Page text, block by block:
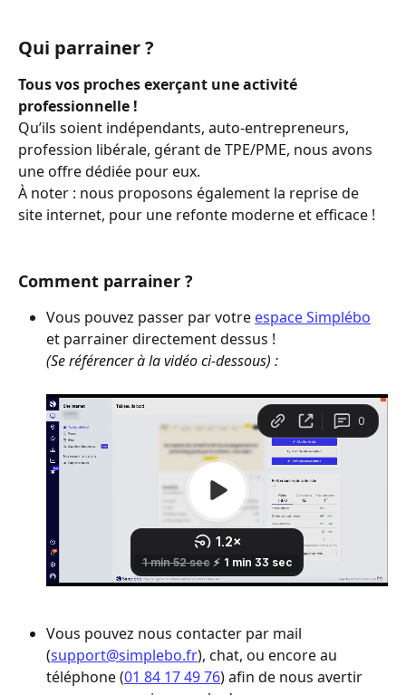
Qui parrainer ?
Tous vos proches exerçant une activité
professionnelle !
Qu’ils soient indépendants, auto-entrepreneurs,
profession libérale, gérant de TPE/PME, nous avons
une offre dédiée pour eux.
À noter : nous proposons également la reprise de
site internet, pour une refonte moderne et efficace !
Comment parrainer ?
Vous pouvez passer par votre espace Simplébo
et parrainer directement dessus !
(Se référencer à la vidéo ci-dessous) :
Vous pouvez nous contacter par mail
(support@simplebo.fr), chat, ou encore au
téléphone (01 84 17 49 76) afin de nous avertir